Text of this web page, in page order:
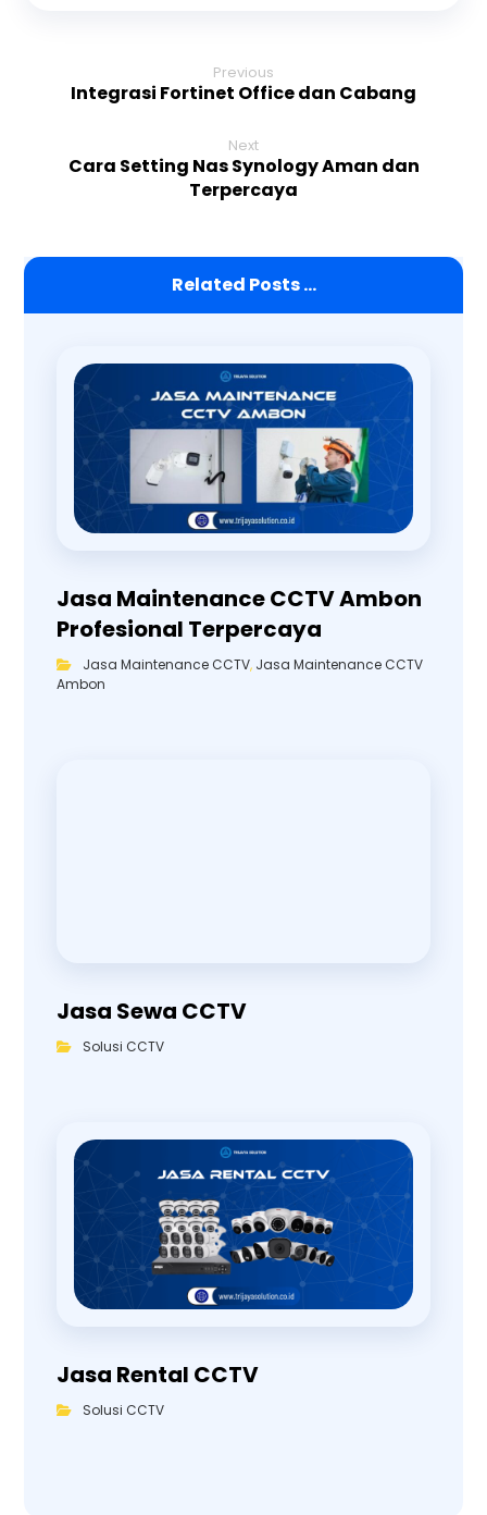
Previous
Integrasi Fortinet Office dan Cabang
Next
Cara Setting Nas Synology Aman dan
Terpercaya
Related Posts ...
Jasa Maintenance CCTV Ambon
Profesional Terpercaya
Jasa Maintenance CCTV, Jasa Maintenance CCTV
Ambon
Jasa Sewa CCTV
Solusi CCTV
Jasa Rental CCTV
Solusi CCTV